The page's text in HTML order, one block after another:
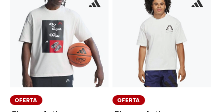
OFERTA OFERTA